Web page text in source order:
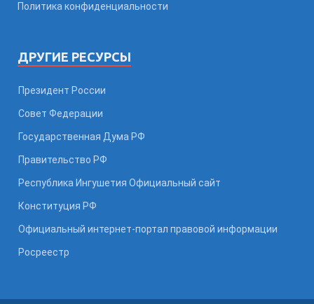
Политика конфиденциальности
ДРУГИЕ РЕСУРСЫ
Президент России
Совет Федерации
Государственная Дума РФ
Правительство РФ
Республика Ингушетия Официальный сайт
Конституция РФ
Официальный интернет-портал правовой информации
Росреестр